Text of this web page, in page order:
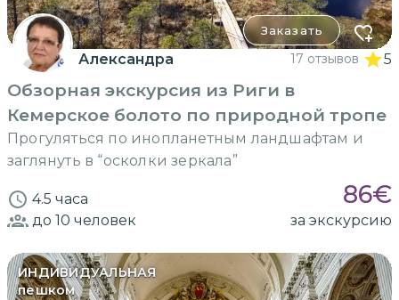
Заказать
Александра 17 отзывов 5
Обзорная экскурсия из Риги в
Кемерское болото по природной тропе
Прогуляться по инопланетным ландшафтам и
заглянуть в “осколки зеркала”
4.5 часа 86€
до 10 человек за экскурсию
ИНДИВИДУАЛЬНАЯ
пешком